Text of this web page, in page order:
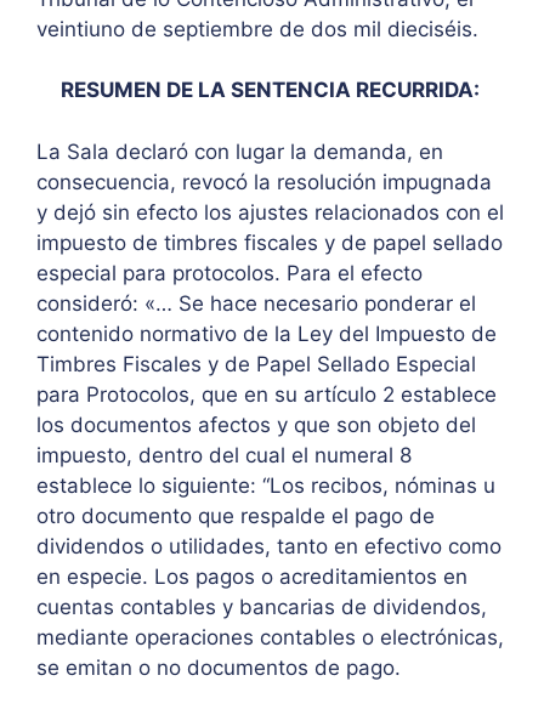
veintiuno de septiembre de dos mil dieciséis.
RESUMEN DE LA SENTENCIA RECURRIDA:
La Sala declaró con lugar la demanda, en
consecuencia, revocó la resolución impugnada
y dejó sin efecto los ajustes relacionados con el
impuesto de timbres fiscales y de papel sellado
especial para protocolos. Para el efecto
consideró: «… Se hace necesario ponderar el
contenido normativo de la Ley del Impuesto de
Timbres Fiscales y de Papel Sellado Especial
para Protocolos, que en su artículo 2 establece
los documentos afectos y que son objeto del
impuesto, dentro del cual el numeral 8
establece lo siguiente: “Los recibos, nóminas u
otro documento que respalde el pago de
dividendos o utilidades, tanto en efectivo como
en especie. Los pagos o acreditamientos en
cuentas contables y bancarias de dividendos,
mediante operaciones contables o electrónicas,
se emitan o no documentos de pago.